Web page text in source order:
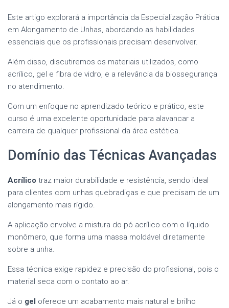
I
Este artigo explorará a importância da Especialização Prática
em Alongamento de Unhas, abordando as habilidades
essenciais que os profissionais precisam desenvolver.
Além disso, discutiremos os materiais utilizados, como
acrílico, gel e fibra de vidro, e a relevância da biossegurança
no atendimento.
Com um enfoque no aprendizado teórico e prático, este
curso é uma excelente oportunidade para alavancar a
carreira de qualquer profissional da área estética.
Domínio das Técnicas Avançadas
Acrílico traz maior durabilidade e resistência, sendo ideal
para clientes com unhas quebradiças e que precisam de um
alongamento mais rígido.
A aplicação envolve a mistura do pó acrílico com o líquido
monômero, que forma uma massa moldável diretamente
sobre a unha.
Essa técnica exige rapidez e precisão do profissional, pois o
material seca com o contato ao ar.
Já o gel oferece um acabamento mais natural e brilho